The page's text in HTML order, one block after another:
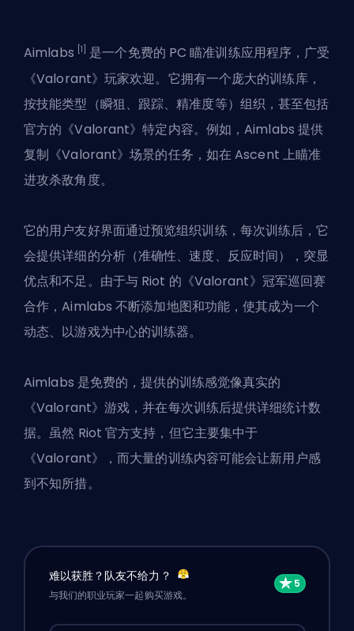
Aimlabs [1]
是一个免费的 PC 瞄准训练应用程序，广受
《Valorant》玩家欢迎。它拥有一个庞大的训练库，
按技能类型（瞬狙、跟踪、精准度等）组织，甚至包括
官方的《Valorant》特定内容。例如，Aimlabs 提供
复制《Valorant》场景的任务，如在 Ascent 上瞄准
进攻杀敌角度。
它的用户友好界面通过预览组织训练，每次训练后，它
会提供详细的分析（准确性、速度、反应时间），突显
优点和不足。由于与 Riot 的《Valorant》冠军巡回赛
合作，Aimlabs 不断添加地图和功能，使其成为一个
动态、以游戏为中心的训练器。
Aimlabs 是免费的，提供的训练感觉像真实的
《Valorant》游戏，并在每次训练后提供详细统计数
据。虽然 Riot 官方支持，但它主要集中于
《Valorant》，而大量的训练内容可能会让新用户感
到不知所措。
难以获胜？队友不给力？
与我们的职业玩家一起购买游戏。